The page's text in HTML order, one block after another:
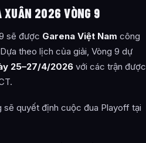
XUÂN 2026 VÒNG 9
sẽ được Garena Việt Nam công
theo lịch của giải, Vòng 9 dự
25–27/4/2026 với các trận được
quyết định cuộc đua Playoff tại